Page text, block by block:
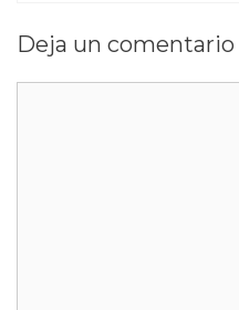
Deja un comentario